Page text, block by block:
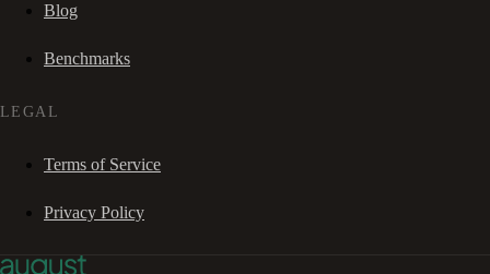
Blog
Benchmarks
LEGAL
Terms of Service
Privacy Policy